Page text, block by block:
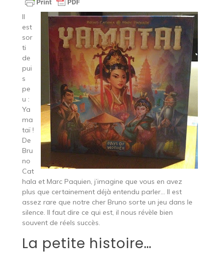
Il
est
sor
ti
de
pui
s
pe
u :
Ya
ma
taï !
De
Bru
no
Cat
hala et Marc Paquien, j’imagine que vous en avez
plus que certainement déjà entendu parler… Il est
assez rare que notre cher Bruno sorte un jeu dans le
silence. Il faut dire ce qui est, il nous révèle bien
souvent de réels succès.
La petite histoire…